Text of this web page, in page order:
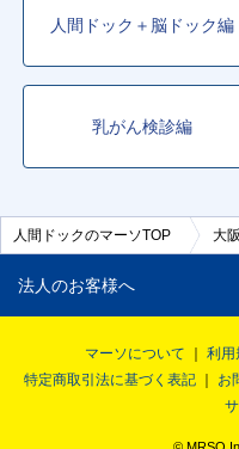
人間ドック＋脳ドック編
乳がん検診編
人間ドックのマーソTOP 大
法人のお客様へ
マーソについて 利用
特定商取引法に基づく表記
お